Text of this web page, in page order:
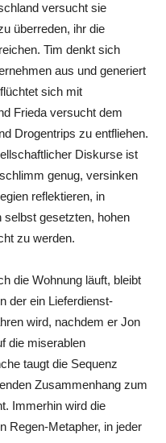
versucht sie
überreden, ihr die
Tim denkt sich
aus und generiert
sich mit
Frieda versucht dem
Drogentrips zu entfliehen.
Diskurse ist
genug, versinken
reflektieren, in
selbst gesetzten, hohen
zu werden.
die Wohnung läuft, bleibt
der ein Lieferdienst-
wird, nachdem er Jon
die miserablen
taugt die Sequenz
Zusammenhang zum
Immerhin wird die
Regen-Metapher, in jeder